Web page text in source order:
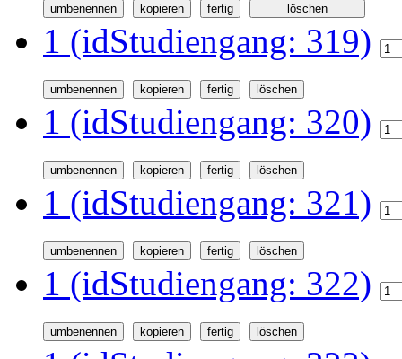
1 (idStudiengang: 319)
1 (idStudiengang: 320)
1 (idStudiengang: 321)
1 (idStudiengang: 322)